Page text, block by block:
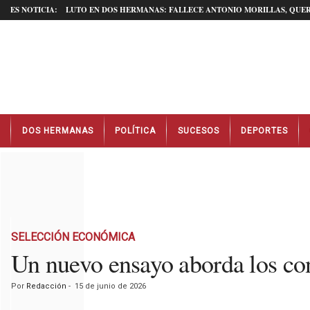
ES NOTICIA: LUTO EN DOS HERMANAS: FALLECE ANTONIO MORILLAS,
t
DOS HERMANAS POLÍTICA SUCESOS DEPORTES
SELECCIÓN ECONÓMICA
Un nuevo ensayo aborda los
Por Redacción - 15 de junio de 2026